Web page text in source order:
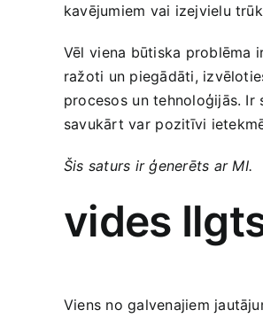
kavējumiem​ vai izejvielu
Vēl⁢ viena būtiska problēma
ražoti un piegādāti,
procesos ⁣un tehnoloģijās.
savukārt var ⁣pozitīvi⁤
Šis saturs ir ģenerēts ar ⁣MI.
vides
Viens no galvenajiem